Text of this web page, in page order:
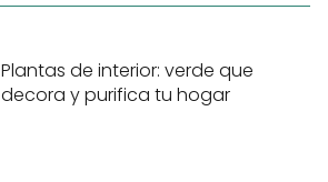
Plantas de interior: verde que
decora y purifica tu hogar